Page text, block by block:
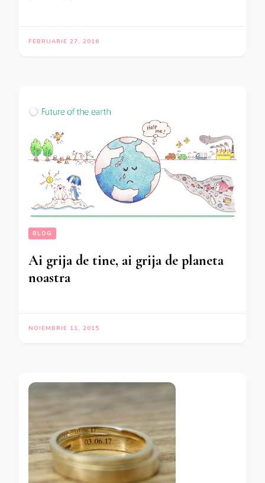
FEBRUARIE 27, 2016
BLOG
Ai grija de tine, ai grija de planeta
noastra
NOIEMBRIE 11, 2015